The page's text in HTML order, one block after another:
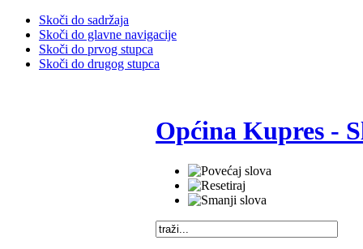
Skoči do sadržaja
Skoči do glavne navigacije
Skoči do prvog stupca
Skoči do drugog stupca
Općina Kupres -